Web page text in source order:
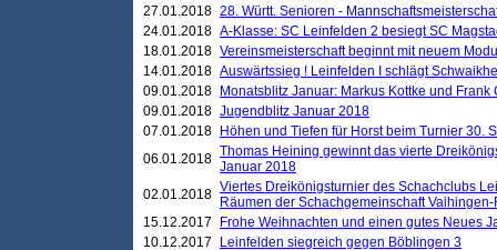
27.01.2018 28. Württ. Senioren -
24.01.2018 A-Klasse: SC Leinfelden 2 besiegt SC
18.01.2018 Vereinsmeisterschaft beginnt mit neuem
14.01.2018 Auswärtssieg ! Leinfelden I schlägt
09.01.2018
Monatsblitz Januar: Markus Kottke und
09.01.2018 Jugendblitz Januar 2018
07.01.2018
Höhen und Tiefen für Horst beim Turnier 30.
06.01.2018 Thomas Heining gewinnt das vierte
Januar 2018
02.01.2018 Viertes Dreikönigsturnier des Schachclubs
Räumen der Schachgemeinschaft
15.12.2017
Frohe Weihnachten und einen gutes Neues
10.12.2017
Leinfelden siegreich gegen Böblingen 3